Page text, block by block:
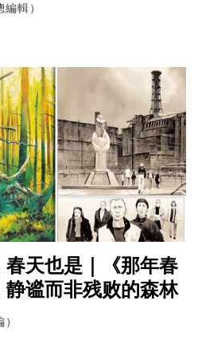
輯）
春天也是｜《那年春
谧而非残败的森林